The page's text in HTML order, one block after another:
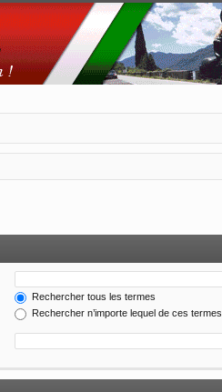
Rechercher tous les termes
Rechercher n’importe lequel de ces termes